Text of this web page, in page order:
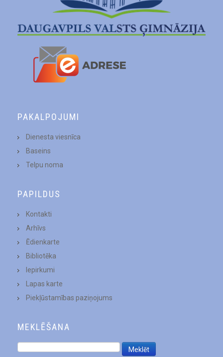
PAKALPOJUMI
Dienesta viesnīca
Baseins
Telpu noma
PAPILDUS
Kontakti
Arhīvs
Ēdienkarte
Bibliotēka
Iepirkumi
Lapas karte
Piekļūstamības paziņojums
MEKLĒŠANA